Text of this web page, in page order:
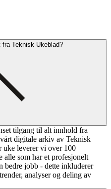
fra Teknisk Ukeblad?
tilgang til alt innhold fra
digitale arkiv av Teknisk
leverer vi over 100
alle som har et profesjonelt
bedre jobb - dette inkluderer
analyser og deling av